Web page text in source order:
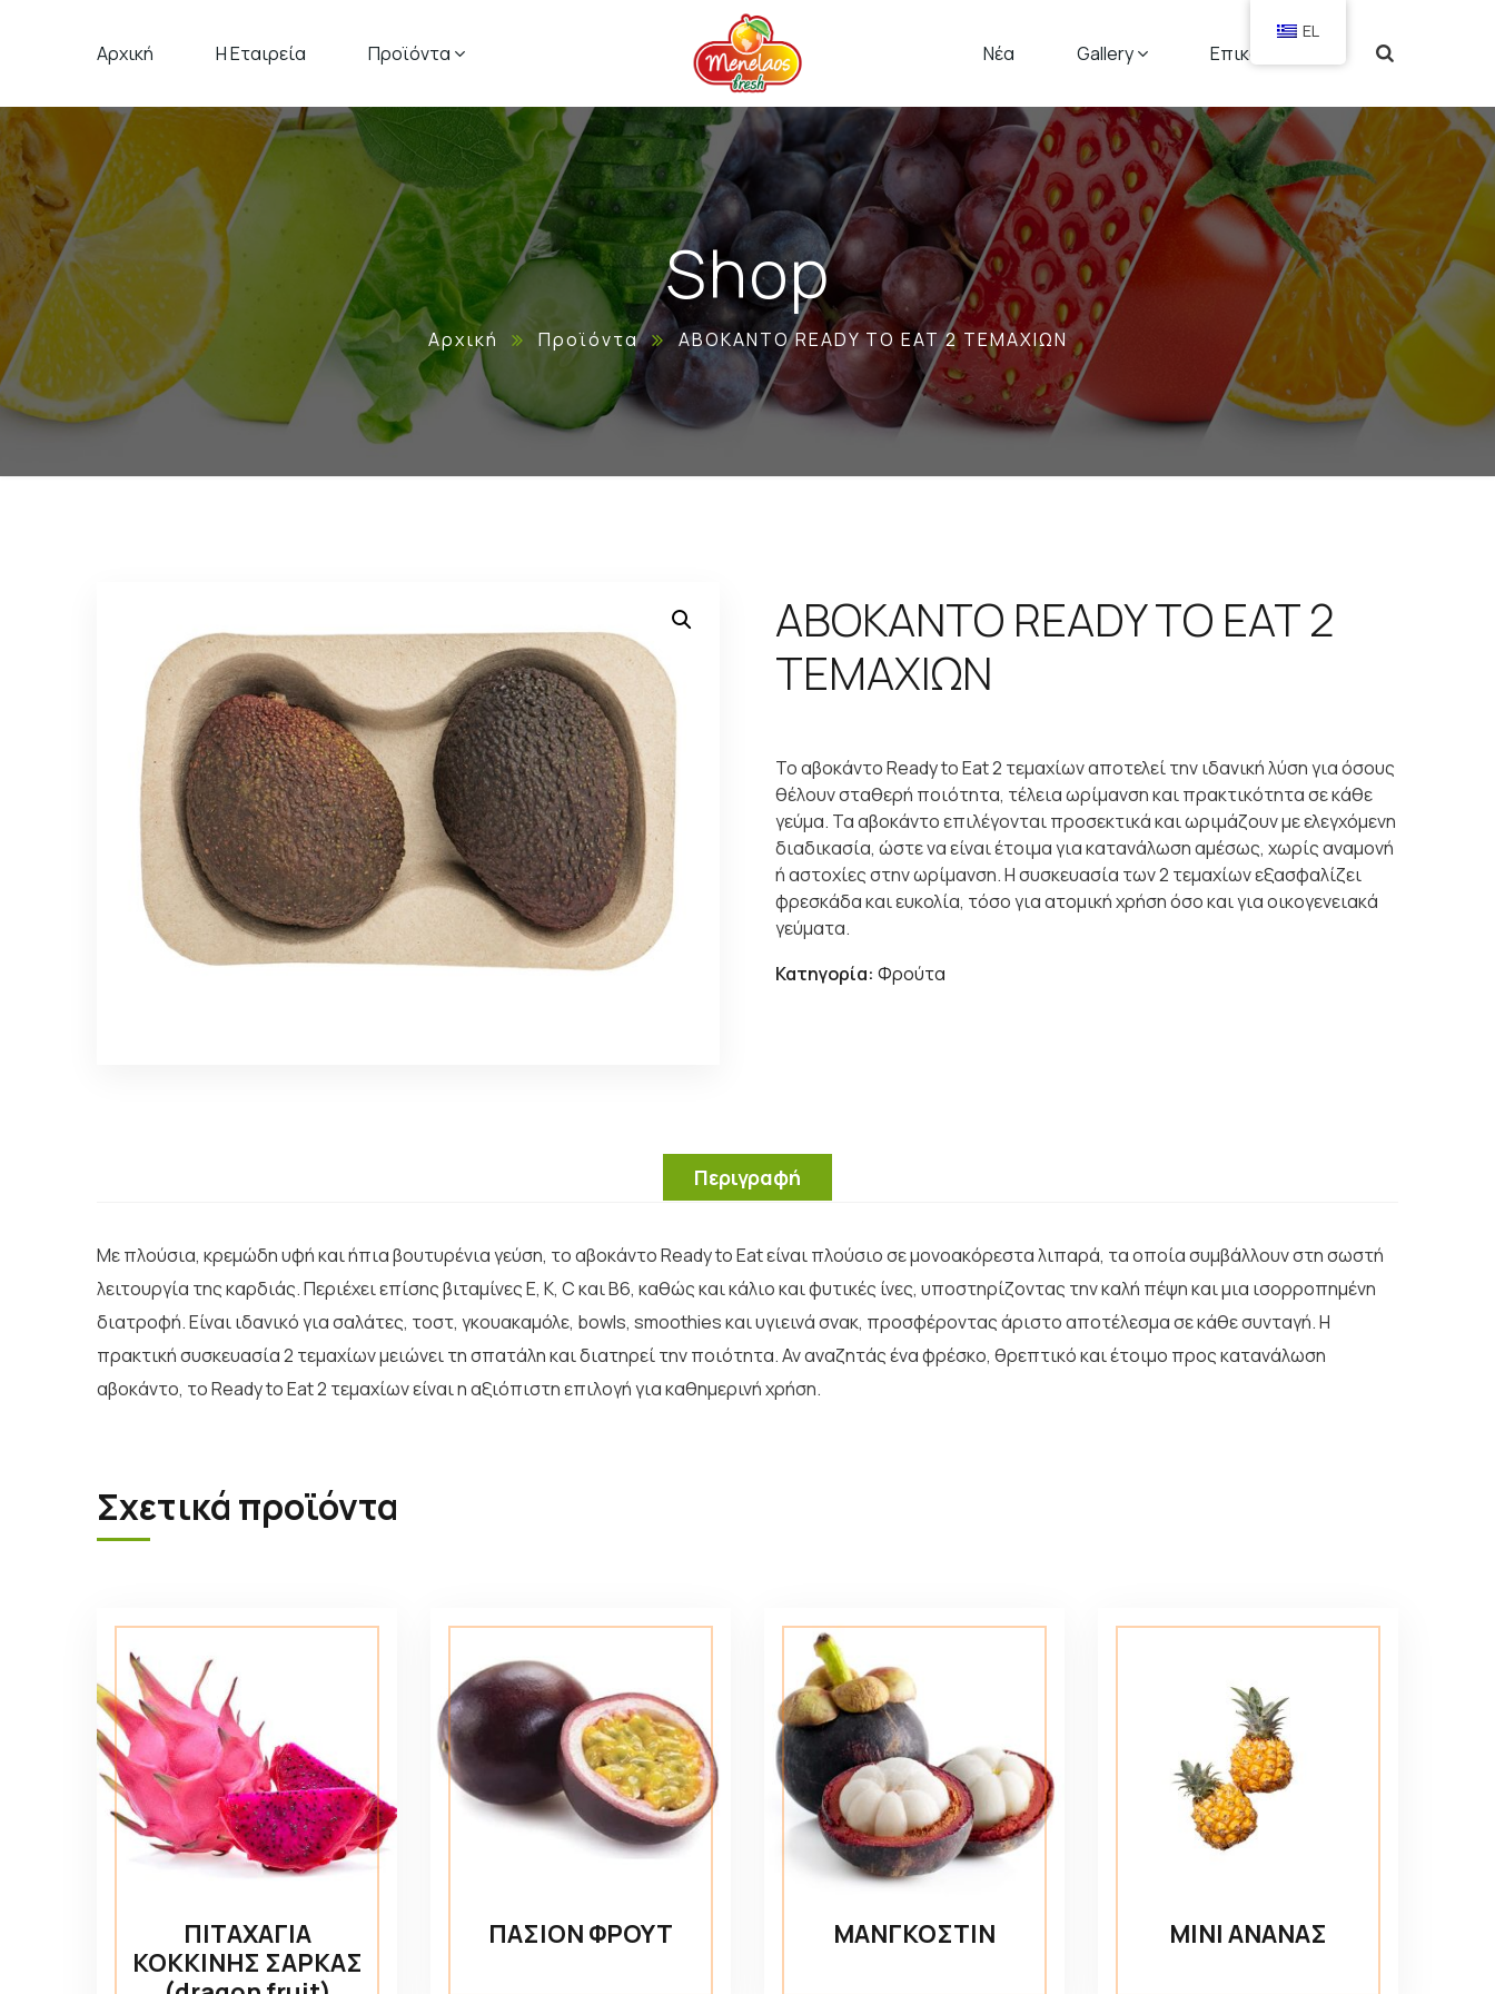
Αρχική Η Εταιρεία Προϊόντα Νέα Gallery Επικοινωνία
Shop
Αρχική Προϊόντα ΑΒΟΚΑΝΤΟ READY TO EAT 2 ΤΕΜΑΧΙΩΝ
ΑΒΟΚΑΝΤΟ READY TO EAT 2
ΤΕΜΑΧΙΩΝ
Το αβοκάντο Ready to Eat 2 τεμαχίων αποτελεί την ιδανική λύση για όσους
θέλουν σταθερή ποιότητα, τέλεια ωρίμανση και πρακτικότητα σε κάθε
γεύμα. Τα αβοκάντο επιλέγονται προσεκτικά και ωριμάζουν με ελεγχόμενη
διαδικασία, ώστε να είναι έτοιμα για κατανάλωση αμέσως, χωρίς αναμονή
ή αστοχίες στην ωρίμανση. Η συσκευασία των 2 τεμαχίων εξασφαλίζει
φρεσκάδα και ευκολία, τόσο για ατομική χρήση όσο και για οικογενειακά
γεύματα.
Κατηγορία: Φρούτα
Περιγραφή
Με πλούσια, κρεμώδη υφή και ήπια βουτυρένια γεύση, το αβοκάντο Ready to Eat είναι πλούσιο σε μονοακόρεστα λιπαρά, τα οποία συμβάλλουν στη σωστή
λειτουργία της καρδιάς. Περιέχει επίσης βιταμίνες Ε, Κ, C και Β6, καθώς και κάλιο και φυτικές ίνες, υποστηρίζοντας την καλή πέψη και μια ισορροπημένη
διατροφή. Είναι ιδανικό για σαλάτες, τοστ, γκουακαμόλε, bowls, smoothies και υγιεινά σνακ, προσφέροντας άριστο αποτέλεσμα σε κάθε συνταγή. Η
πρακτική συσκευασία 2 τεμαχίων μειώνει τη σπατάλη και διατηρεί την ποιότητα. Αν αναζητάς ένα φρέσκο, θρεπτικό και έτοιμο προς κατανάλωση
αβοκάντο, το Ready to Eat 2 τεμαχίων είναι η αξιόπιστη επιλογή για καθημερινή χρήση.
Σχετικά προϊόντα
ΠΙΤΑΧΑΓΙΑ
ΚΟΚΚΙΝΗΣ ΣΑΡΚΑΣ
ΠΑΣΙΟΝ ΦΡΟΥΤ ΜΑΝΓΚΟΣΤΙΝ ΜΙΝΙ ΑΝΑΝΑΣ
EL